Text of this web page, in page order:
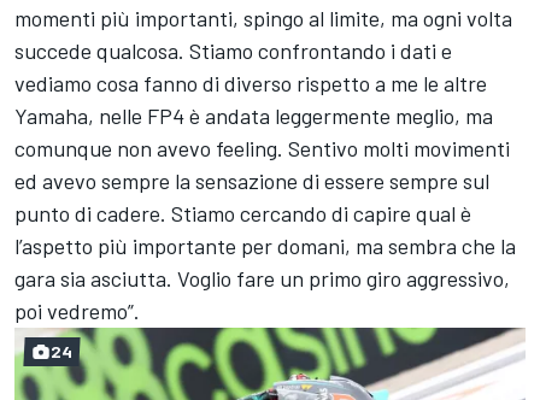
momenti più importanti, spingo al limite, ma ogni volta
succede qualcosa. Stiamo confrontando i dati e
vediamo cosa fanno di diverso rispetto a me le altre
Yamaha, nelle FP4 è andata leggermente meglio, ma
comunque non avevo feeling. Sentivo molti movimenti
ed avevo sempre la sensazione di essere sempre sul
punto di cadere. Stiamo cercando di capire qual è
l’aspetto più importante per domani, ma sembra che la
gara sia asciutta. Voglio fare un primo giro aggressivo,
poi vedremo”.
24